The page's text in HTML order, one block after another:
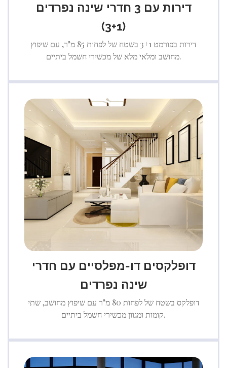
דירות עם 3 חדרי שינה נפרדים
(3+1)
דירות בפורמט 3+1 בשטח של לפחות 85 מ"ר, עם שיפוץ
מחושב ומלאי מלא של מכשירי חשמל ביתיים.
דופלקסים דו-מפלסיים עם חדרי
שינה נפרדים
דופלקס בשטח של לפחות 80 מ"ר עם שיפוץ מחושב, שתי
קומות ומגוון מכשירי חשמל ביתיים.